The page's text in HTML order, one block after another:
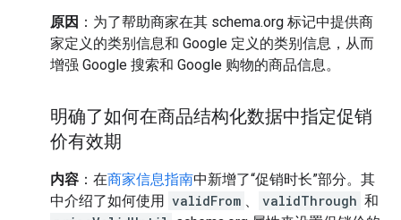
原因 ：为了帮助商家在其 schema.org 标记中提供商
家定义的类别信息和 Google 定义的类别信息，从而
增强 Google 搜索和 Google 购物的商品信息。
明确了如何在商品结构化数据中指定促销
价有效期
内容 ：在商家信息指南中新增了“促销时长”部分。其
中介绍了如何使用 validFrom 、 validThrough 和